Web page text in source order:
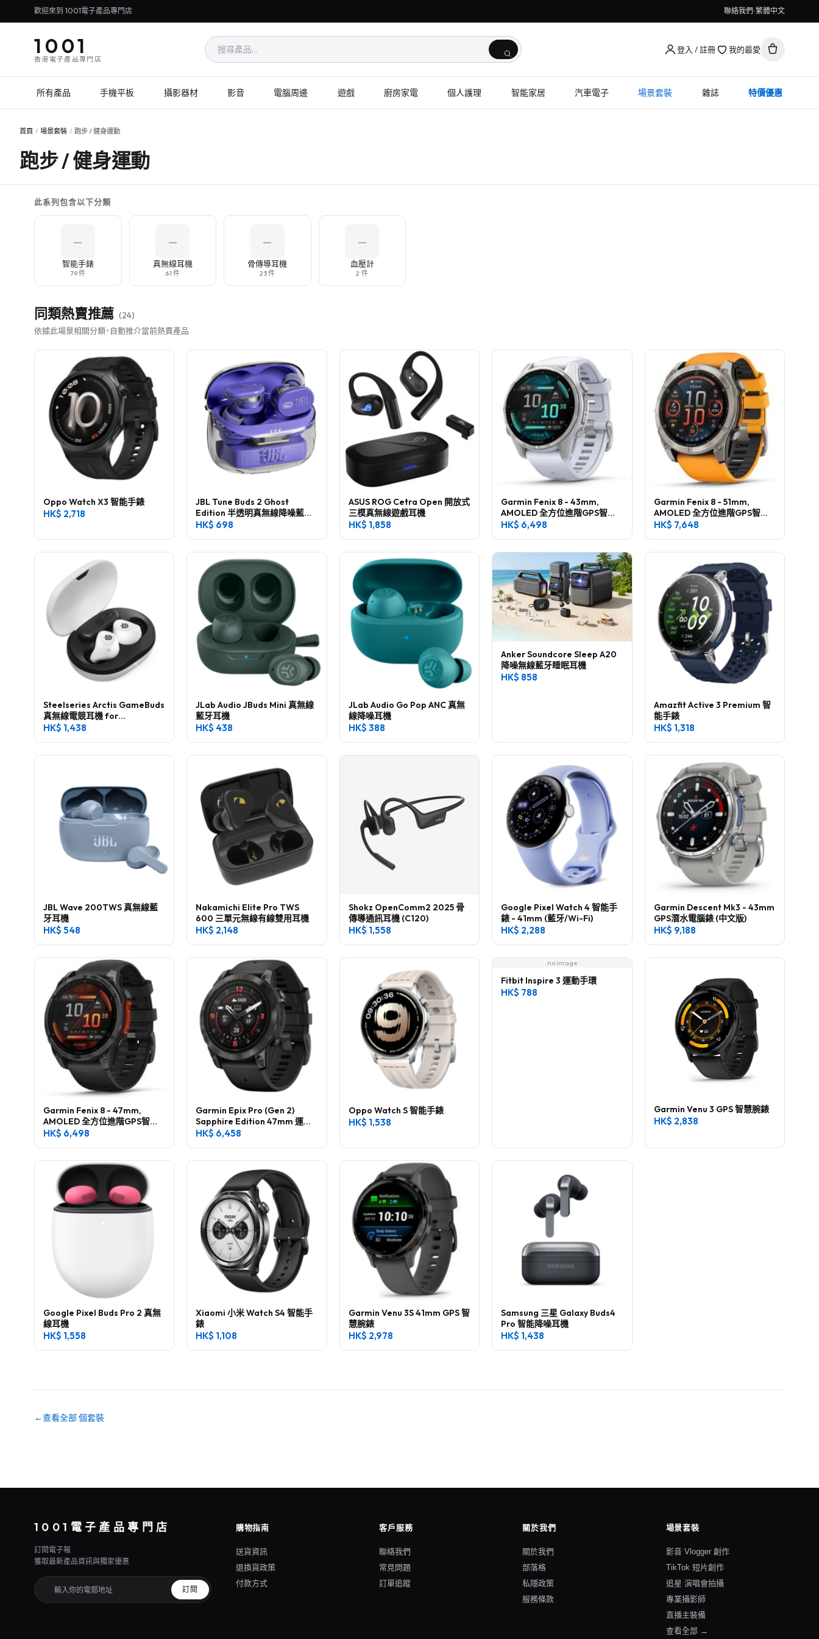
歡迎來到 1001電子產品專門店 聯絡我們 繁體中文
1001
香港電子產品專門店
登入 / 註冊 我的最愛
所有產品 手機平板 攝影器材 影音 電腦周邊 遊戲 廚房家電 個人護理 智能家居 汽車電子 場景套裝 雜誌 特價優惠
首頁 / 場景套裝 / 跑步 / 健身運動
跑步 / 健身運動
此系列包含以下分類
—
智能手錶
79 件
—
真無線耳機
61 件
—
骨傳導耳機
23 件
—
血壓計
2 件
同類熱賣推薦 (24)
依據此場景相關分類，自動推介當前熱賣產品
Oppo Watch X3 智能手錶
HK$ 2,718
JBL Tune Buds 2 Ghost
Edition 半透明真無線降噪藍牙
耳機
HK$ 698
ASUS ROG Cetra Open 開放式
三模真無線遊戲耳機
HK$ 1,858
Garmin Fenix 8 - 43mm,
AMOLED 全方位進階GPS智慧
腕錶
HK$ 6,498
Garmin Fenix 8 - 51mm,
AMOLED 全方位進階GPS智慧
腕錶
HK$ 7,648
Steelseries Arctis GameBuds
真無線電競耳機 for
Playstation
HK$ 1,438
JLab Audio JBuds Mini 真無線
藍牙耳機
HK$ 438
JLab Audio Go Pop ANC 真無
線降噪耳機
HK$ 388
Anker Soundcore Sleep A20
降噪無線藍牙睡眠耳機
HK$ 858
Amazfit Active 3 Premium 智
能手錶
HK$ 1,318
JBL Wave 200TWS 真無線藍
牙耳機
HK$ 548
Nakamichi Elite Pro TWS
600 三單元無線有線雙用耳機
HK$ 2,148
Shokz OpenComm2 2025 骨
傳導通訊耳機 (C120)
HK$ 1,558
Google Pixel Watch 4 智能手
錶 - 41mm (藍牙/Wi-Fi)
HK$ 2,288
Garmin Descent Mk3 - 43mm
GPS潛水電腦錶 (中文版)
HK$ 9,188
Garmin Fenix 8 - 47mm,
AMOLED 全方位進階GPS智慧
腕錶
HK$ 6,498
Garmin Epix Pro (Gen 2)
Sapphire Edition 47mm 運動
手錶 (中文版)
HK$ 6,458
Oppo Watch S 智能手錶
HK$ 1,538
no image
Fitbit Inspire 3 運動手環
HK$ 788
Garmin Venu 3 GPS 智慧腕錶
HK$ 2,838
Google Pixel Buds Pro 2 真無
線耳機
HK$ 1,558
Xiaomi 小米 Watch S4 智能手
錶
HK$ 1,108
Garmin Venu 3S 41mm GPS 智
慧腕錶
HK$ 2,978
Samsung 三星 Galaxy Buds4
Pro 智能降噪耳機
HK$ 1,438
←查看全部 個套裝
1001電子產品專門店
訂閱電子報
獲取最新產品資訊與獨家優惠
訂閱
購物指南
送貨資訊
退換貨政策
付款方式
客戶服務
聯絡我們
常見問題
訂單追蹤
關於我們
關於我們
部落格
私隱政策
服務條款
場景套裝
影音 Vlogger 創作
TikTok 短片創作
追星 演唱會拍攝
專業攝影師
直播主裝備
查看全部 →